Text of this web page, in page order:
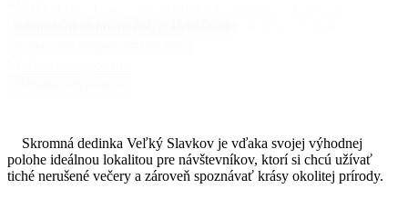
Skromná dedinka Veľký Slavkov je vďaka svojej výhodnej
polohe ideálnou lokalitou pre návštevníkov, ktorí si chcú užívať
tiché nerušené večery a zároveň spoznávať krásy okolitej prírody.